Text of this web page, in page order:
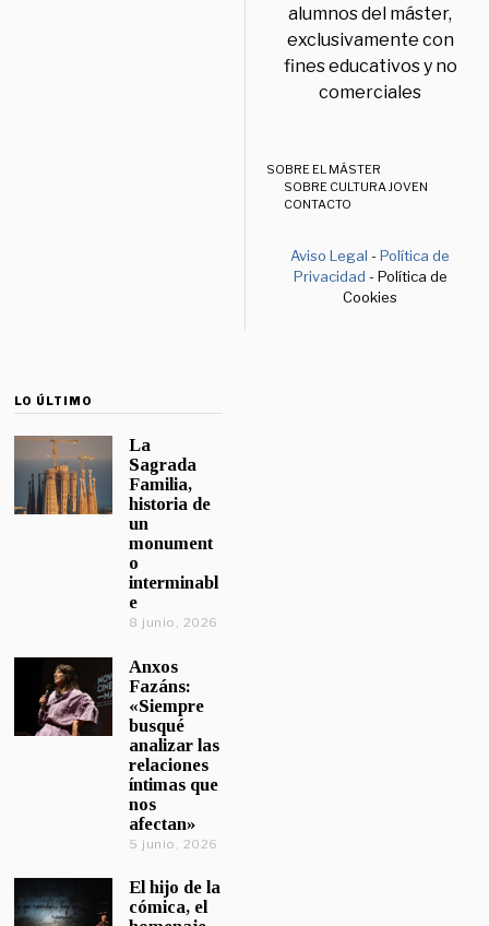
alumnos del máster,
exclusivamente con
fines educativos y no
comerciales
SOBRE EL MÁSTER
SOBRE CULTURA JOVEN
CONTACTO
Aviso Legal -Política de
Privacidad - Política de
Cookies
LO ÚLTIMO
La
Sagrada
Familia,
historia de
un
monument
o
interminabl
e
8 junio, 2026
Anxos
Fazáns:
«Siempre
busqué
analizar las
relaciones
íntimas que
nos
afectan»
5 junio, 2026
El hijo de la
cómica, el